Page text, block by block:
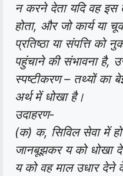
न करने देता यदि वह इस
होता, और जो कार्य या
प्रतिष्ठा या संपत्ति को
पहुंचाने की संभावना है,
स्पष्टीकरण – तथ्यों का
अर्थ में धोखा है।
उदाहरण-
(क) क, सिविल सेवा में
जानबूझकर य को धोखा
य को वह माल उधार देने